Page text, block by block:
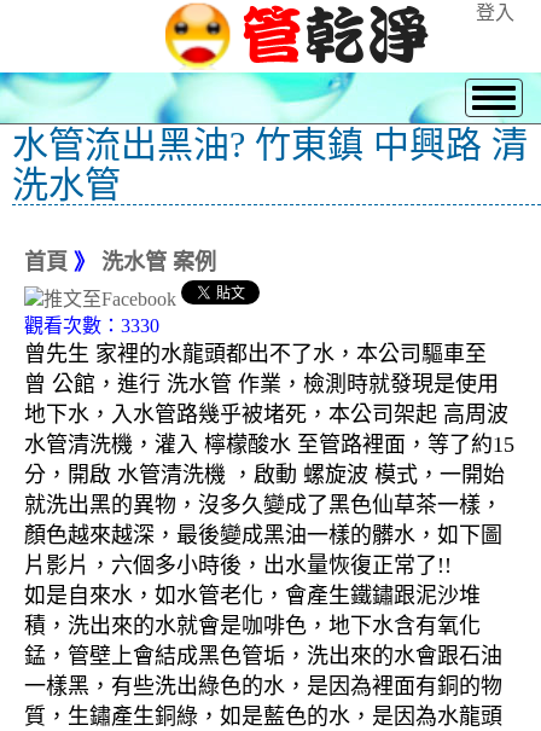
登入
水管流出黑油? 竹東鎮 中興路 清
洗水管
首頁 》 洗水管 案例
觀看次數：3330
曾先生 家裡的水龍頭都出不了水，本公司驅車至
曾 公館，進行 洗水管 作業，檢測時就發現是使用
地下水，入水管路幾乎被堵死，本公司架起 高周波
水管清洗機，灌入 檸檬酸水 至管路裡面，等了約15
分，開啟 水管清洗機 ，啟動 螺旋波 模式，一開始
就洗出黑的異物，沒多久變成了黑色仙草茶一樣，
顏色越來越深，最後變成黑油一樣的髒水，如下圖
片影片，六個多小時後，出水量恢復正常了!!
如是自來水，如水管老化，會產生鐵鏽跟泥沙堆
積，洗出來的水就會是咖啡色，地下水含有氧化
錳，管壁上會結成黑色管垢，洗出來的水會跟石油
一樣黑，有些洗出綠色的水，是因為裡面有銅的物
質，生鏽產生銅綠，如是藍色的水，是因為水龍頭